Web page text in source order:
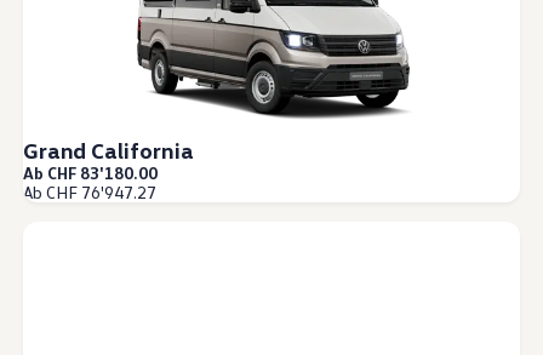
Grand California
Ab CHF 83'180.00
Ab CHF 76'947.27